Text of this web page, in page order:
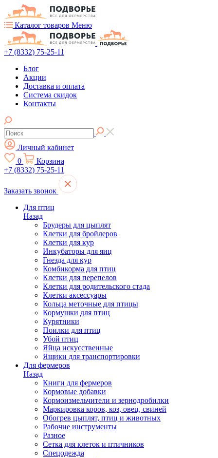
Каталог товаров Меню
+7 (8332) 75-25-11
Блог
Акции
Доставка и оплата
Система скидок
Контакты
Личный кабинет
0
Корзина
+7 (8332) 75-25-11
Заказать звонок
Для птиц
Назад
Брудеры для цыплят
Клетки для бройлеров
Клетки для кур
Инкубаторы для яиц
Гнезда для кур
Комбикорма для птиц
Клетки для перепелов
Клетки для родительского стада
Клетки аксессуары
Кольца меточные для птицы
Кормушки для птиц
Курятники
Поилки для птиц
Убой птиц
Яйца искусственные
Ящики для транспортировки
Для фермеров
Назад
Книги для фермеров
Кормовые добавки
Кормоизмельчители и зернодробилки
Маркировка коров, коз, овец, свиней
Обогрев цыплят, птиц и животных
Рабочие инструменты
Разное
Сетка для клеток и птичников
Спецодежда